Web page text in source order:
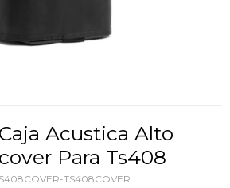
Para Ts408
TS408COVER